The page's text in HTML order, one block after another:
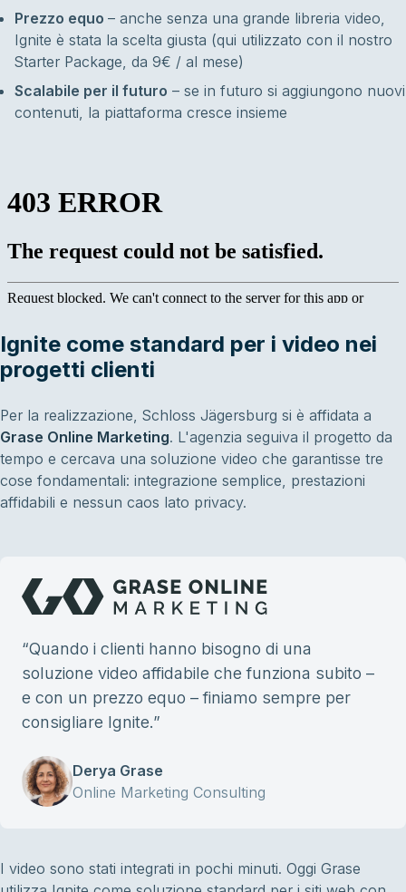
Prezzo equo – anche senza una grande libreria video,
Ignite è stata la scelta giusta (qui utilizzato con il nostro
Starter Package, da 9€ / al mese)
Scalabile per il futuro – se in futuro si aggiungono nuovi
contenuti, la piattaforma cresce insieme
Ignite come standard per i video nei
progetti clienti
Per la realizzazione, Schloss Jägersburg si è affidata a
Grase Online Marketing. L'agenzia seguiva il progetto da
tempo e cercava una soluzione video che garantisse tre
cose fondamentali: integrazione semplice, prestazioni
affidabili e nessun caos lato privacy.
“Quando i clienti hanno bisogno di una
soluzione video affidabile che funziona subito –
e con un prezzo equo – finiamo sempre per
consigliare Ignite.”
Derya Grase
Online Marketing Consulting
I video sono stati integrati in pochi minuti. Oggi Grase